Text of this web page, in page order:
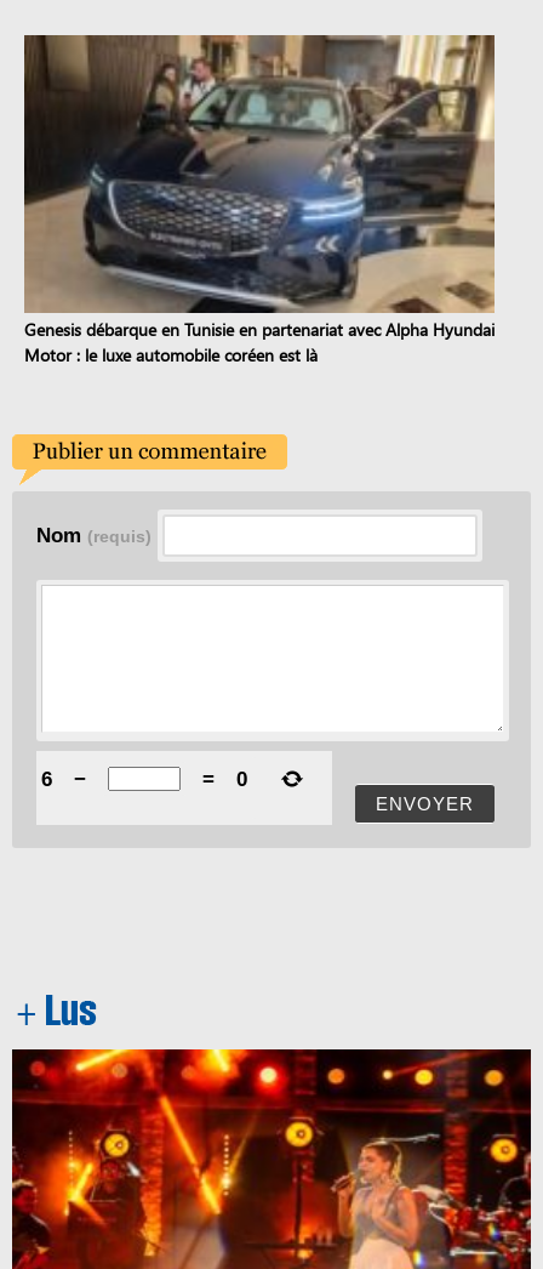
Genesis débarque en Tunisie en partenariat avec Alpha Hyundai
Motor : le luxe automobile coréen est là
Nom (requis)
ENVOYER
6 − = 0